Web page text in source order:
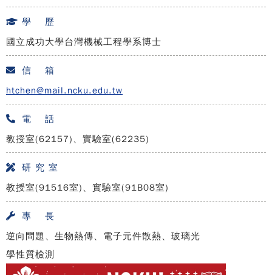
學 歷
國立成功大學台灣機械工程學系博士
信 箱
htchen@mail.ncku.edu.tw
電 話
教授室(62157)、實驗室(62235)
研 究 室
教授室(91516室)、實驗室(91B08室)
專 長
逆向問題、生物熱傳、電子元件散熱、玻璃光
學性質檢測